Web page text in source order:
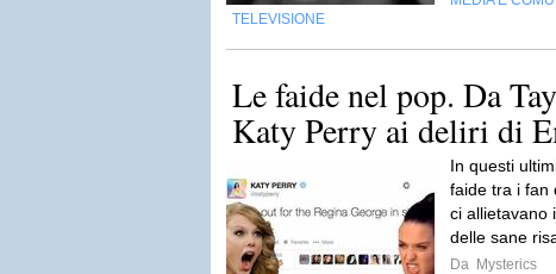
TELEVISIONE
Le faide nel pop. Da
Katy Perry ai deliri di
In questi
faide tra i fan
ci allietavano
delle sane
Da Mysterics